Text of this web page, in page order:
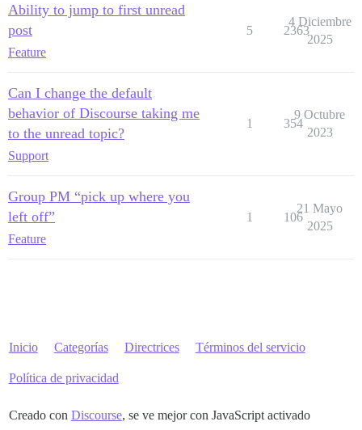
Ability to jump to first unread
post
Feature
5 2363
4 Diciembre
2025
Can I change the default
behavior of Discourse taking me
to the unread topic?
Support
1 354
9 Octubre
2023
Group PM “pick up where you
left off”
Feature
1 106
21 Mayo
2025
Inicio Categorías Directrices Términos del servicio
Política de privacidad
Creado con Discourse, se ve mejor con JavaScript activado